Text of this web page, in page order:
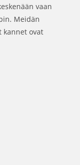
vaan
Meidän
kannet ovat